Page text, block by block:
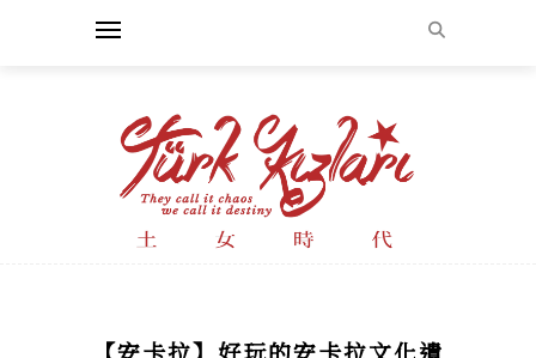
【安卡拉】好玩的安卡拉文化遺